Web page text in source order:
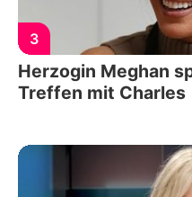
3
Herzogin Meghan
Treffen mit Charles